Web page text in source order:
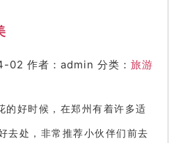
02 作者：admin 分类： 旅游
的好时候，在郑州有着许多适
去处，非常推荐小伙伴们前去